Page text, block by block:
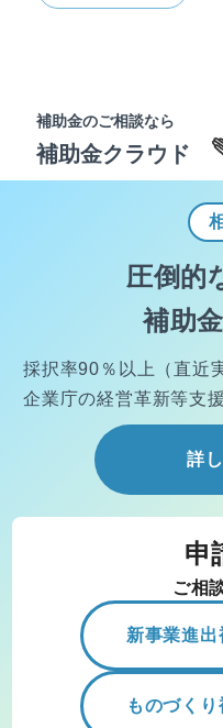
補助金のご相談なら
補助金クラウド
圧倒的
補助
採択率90％以上（直近
企業庁の経営革新等支
詳
申
ご相
新事業進
ものづく